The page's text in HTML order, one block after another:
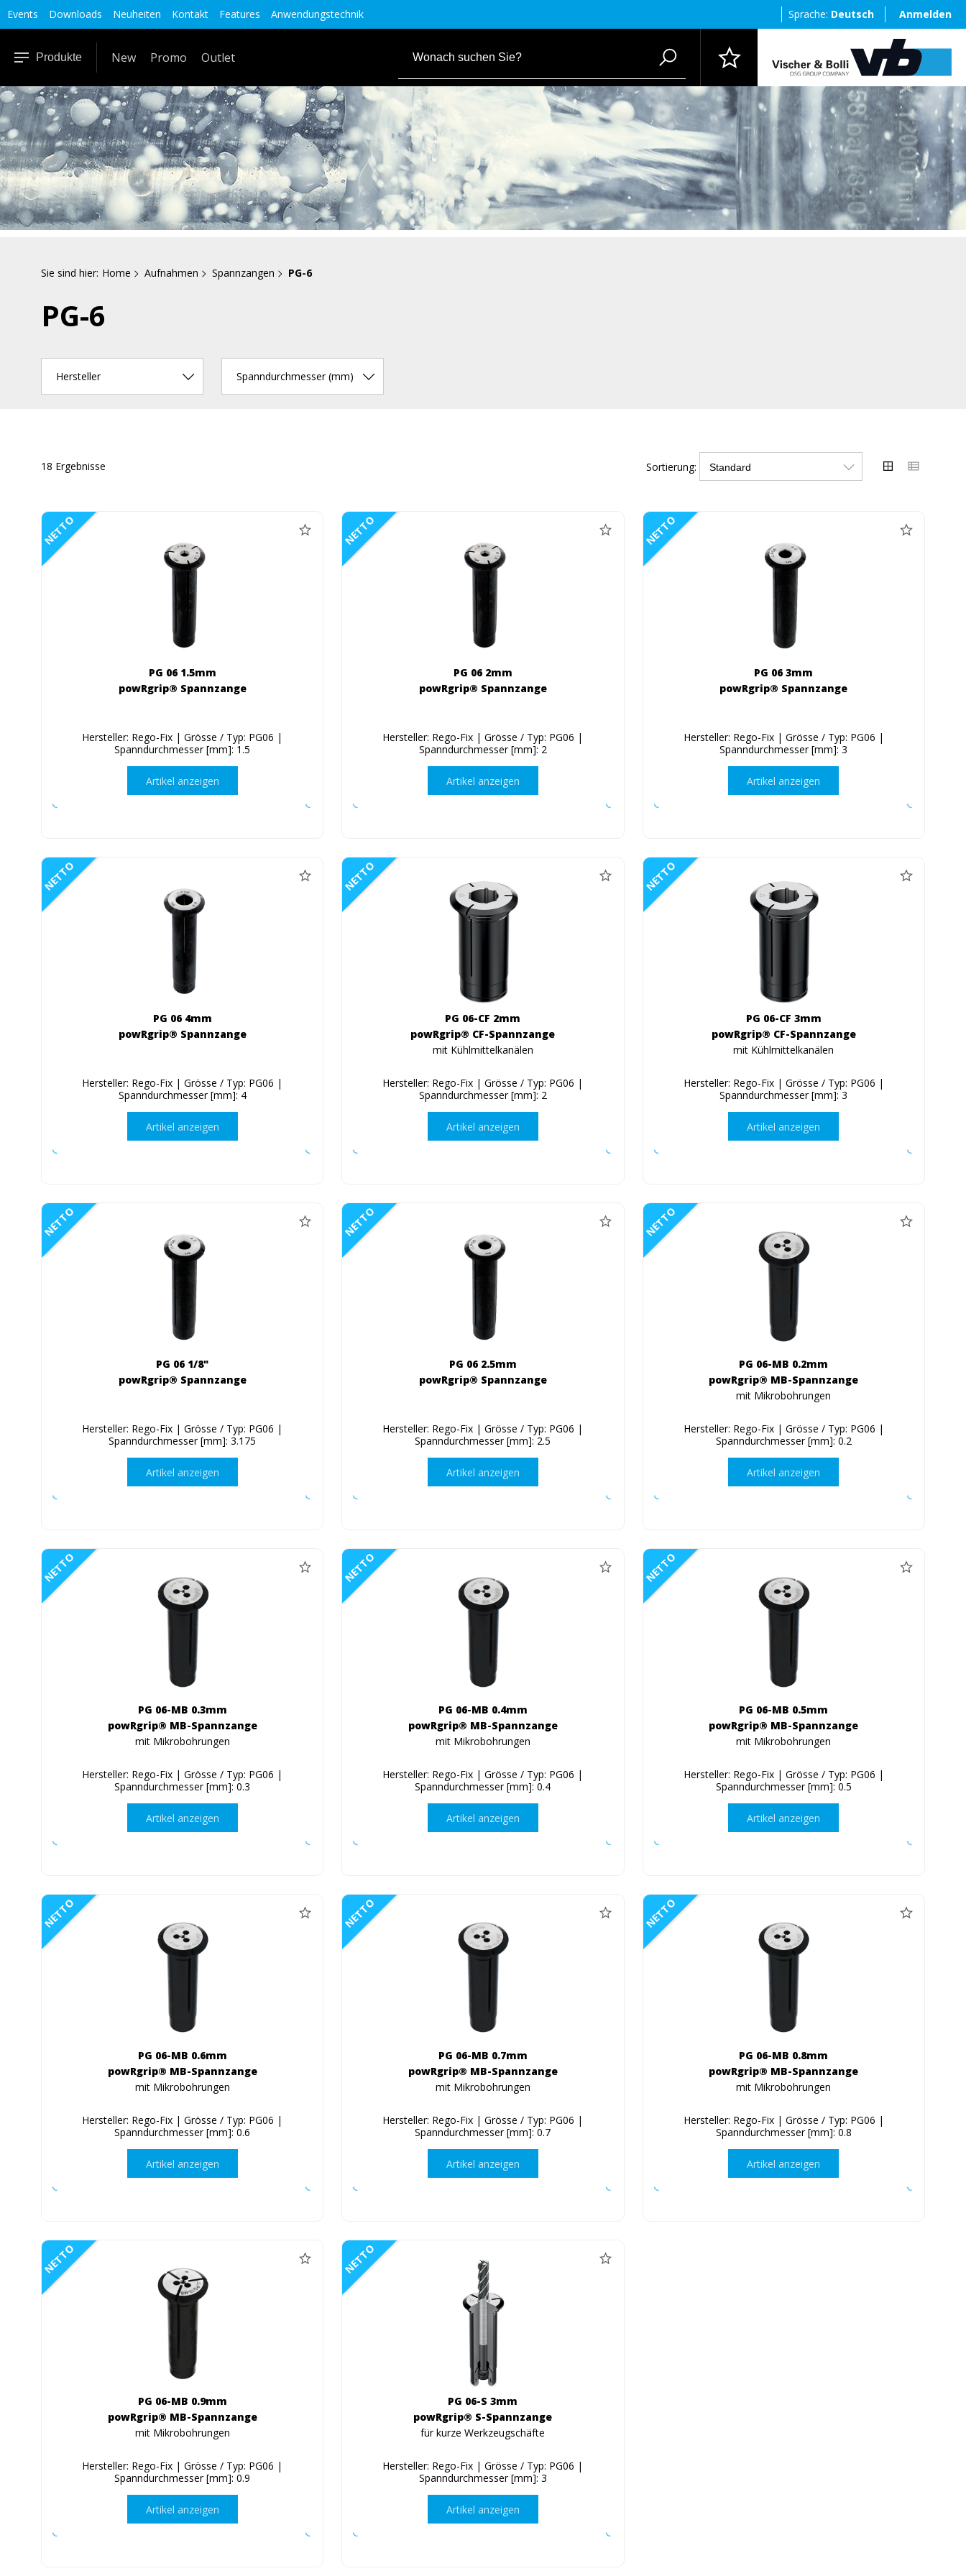
Events Downloads Neuheiten Kontakt Features Anwendungstechnik Sprache: Deutsch Anmelden
Produkte New Promo Outlet
Sie sind hier: Home Aufnahmen Spannzangen PG-6
PG-6
Hersteller Spanndurchmesser (mm)
18 Ergebnisse Sortierung:
NETTO
PG 06 1.5mm
powRgrip® Spannzange
Hersteller: Rego-Fix | Grösse / Typ: PG06 |
Spanndurchmesser [mm]: 1.5
Artikel anzeigen
NETTO
PG 06 2mm
powRgrip® Spannzange
Hersteller: Rego-Fix | Grösse / Typ: PG06 |
Spanndurchmesser [mm]: 2
Artikel anzeigen
NETTO
PG 06 3mm
powRgrip® Spannzange
Hersteller: Rego-Fix | Grösse / Typ: PG06 |
Spanndurchmesser [mm]: 3
Artikel anzeigen
NETTO
PG 06 4mm
powRgrip® Spannzange
Hersteller: Rego-Fix | Grösse / Typ: PG06 |
Spanndurchmesser [mm]: 4
Artikel anzeigen
NETTO
PG 06-CF 2mm
powRgrip® CF-Spannzange
mit Kühlmittelkanälen
Hersteller: Rego-Fix | Grösse / Typ: PG06 |
Spanndurchmesser [mm]: 2
Artikel anzeigen
NETTO
PG 06-CF 3mm
powRgrip® CF-Spannzange
mit Kühlmittelkanälen
Hersteller: Rego-Fix | Grösse / Typ: PG06 |
Spanndurchmesser [mm]: 3
Artikel anzeigen
NETTO
PG 06 1/8"
powRgrip® Spannzange
Hersteller: Rego-Fix | Grösse / Typ: PG06 |
Spanndurchmesser [mm]: 3.175
Artikel anzeigen
NETTO
PG 06 2.5mm
powRgrip® Spannzange
Hersteller: Rego-Fix | Grösse / Typ: PG06 |
Spanndurchmesser [mm]: 2.5
Artikel anzeigen
NETTO
PG 06-MB 0.2mm
powRgrip® MB-Spannzange
mit Mikrobohrungen
Hersteller: Rego-Fix | Grösse / Typ: PG06 |
Spanndurchmesser [mm]: 0.2
Artikel anzeigen
NETTO
PG 06-MB 0.3mm
powRgrip® MB-Spannzange
mit Mikrobohrungen
Hersteller: Rego-Fix | Grösse / Typ: PG06 |
Spanndurchmesser [mm]: 0.3
Artikel anzeigen
NETTO
PG 06-MB 0.4mm
powRgrip® MB-Spannzange
mit Mikrobohrungen
Hersteller: Rego-Fix | Grösse / Typ: PG06 |
Spanndurchmesser [mm]: 0.4
Artikel anzeigen
NETTO
PG 06-MB 0.5mm
powRgrip® MB-Spannzange
mit Mikrobohrungen
Hersteller: Rego-Fix | Grösse / Typ: PG06 |
Spanndurchmesser [mm]: 0.5
Artikel anzeigen
NETTO
PG 06-MB 0.6mm
powRgrip® MB-Spannzange
mit Mikrobohrungen
Hersteller: Rego-Fix | Grösse / Typ: PG06 |
Spanndurchmesser [mm]: 0.6
Artikel anzeigen
NETTO
PG 06-MB 0.7mm
powRgrip® MB-Spannzange
mit Mikrobohrungen
Hersteller: Rego-Fix | Grösse / Typ: PG06 |
Spanndurchmesser [mm]: 0.7
Artikel anzeigen
NETTO
PG 06-MB 0.8mm
powRgrip® MB-Spannzange
mit Mikrobohrungen
Hersteller: Rego-Fix | Grösse / Typ: PG06 |
Spanndurchmesser [mm]: 0.8
Artikel anzeigen
NETTO
PG 06-MB 0.9mm
powRgrip® MB-Spannzange
mit Mikrobohrungen
Hersteller: Rego-Fix | Grösse / Typ: PG06 |
Spanndurchmesser [mm]: 0.9
Artikel anzeigen
NETTO
PG 06-S 3mm
powRgrip® S-Spannzange
für kurze Werkzeugschäfte
Hersteller: Rego-Fix | Grösse / Typ: PG06 |
Spanndurchmesser [mm]: 3
Artikel anzeigen